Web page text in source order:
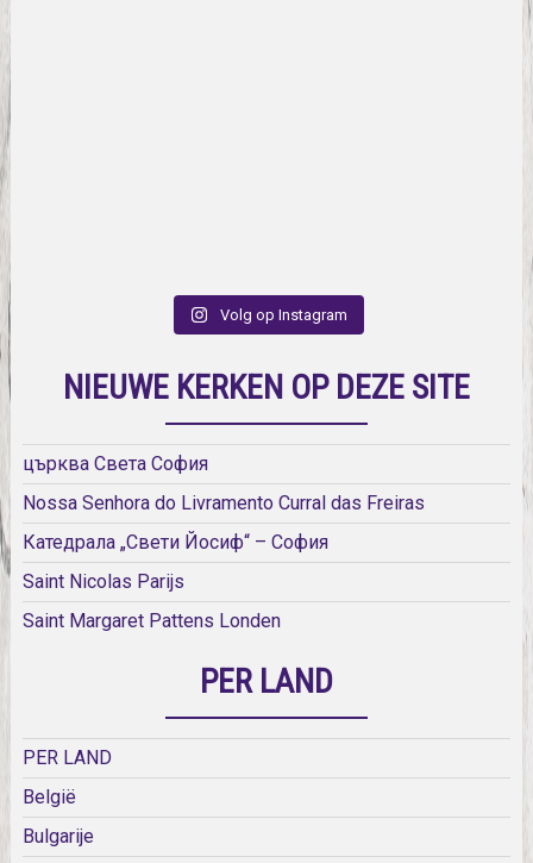
Volg op Instagram
NIEUWE KERKEN OP DEZE SITE
църква Света София
Nossa Senhora do Livramento Curral das Freiras
Катедрала „Свети Йосиф“ – София
Saint Nicolas Parijs
Saint Margaret Pattens Londen
PER LAND
PER LAND
België
Bulgarije